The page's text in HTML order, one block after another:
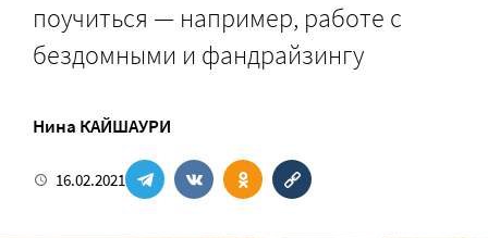
поучиться — например, работе с
бездомными и фандрайзингу
Нина КАЙШАУРИ
16.02.2021